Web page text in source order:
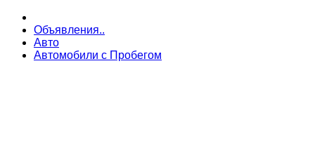
Объявления..
Авто
Автомобили с Пробегом